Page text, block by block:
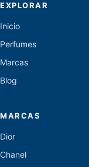
EXPLORAR
Inicio
Perfumes
Marcas
Blog
MARCAS
Dior
Chanel